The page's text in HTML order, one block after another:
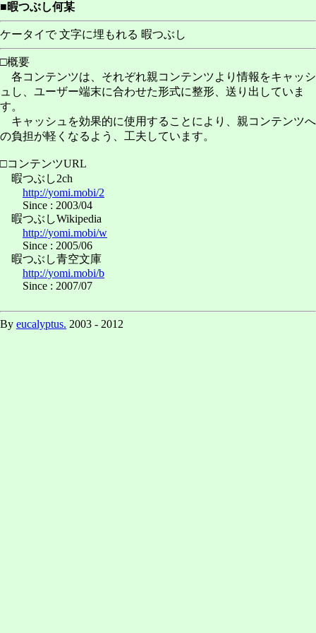
■暇つぶし何某
ケータイで 文字に埋もれる 暇つぶし
□概要
各コンテンツは、それぞれ親コンテンツより情報をキャッシ
ュし、ユーザー端末に合わせた形式に整形、送り出していま
す。
キャッシュを効果的に使用することにより、親コンテンツへ
の負担が軽くなるよう、工夫しています。
□コンテンツURL
暇つぶし2ch
http://yomi.mobi/2
Since : 2003/04
暇つぶしWikipedia
http://yomi.mobi/w
Since : 2005/06
暇つぶし青空文庫
http://yomi.mobi/b
Since : 2007/07
By eucalyptus. 2003 - 2012